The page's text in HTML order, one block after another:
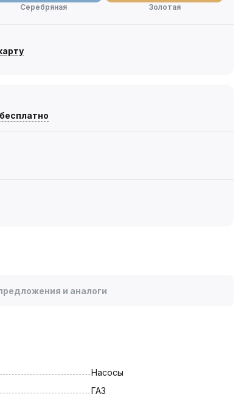
Серебряная
Золотая
и аналоги
Насосы
ГАЗ